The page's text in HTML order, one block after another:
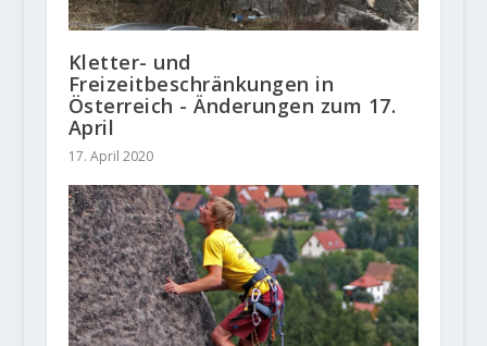
Kletter- und
Freizeitbeschränkungen in
Österreich - Änderungen zum 17.
April
17. April 2020